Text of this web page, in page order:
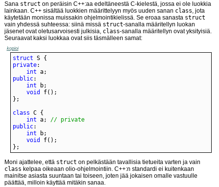
Sana struct on peräisin C++:aa edeltäneestä C-kielestä, jossa ei ole luokkia
lainkaan. C++ sisältää luokkien määrittelyyn myös uuden sanan class, jota
käytetään monissa muissakin ohjelmointikielissä. Se eroaa sanasta struct
vain yhdessä suhteessa: siinä missä struct-sanalla määritellyn luokan
jäsenet ovat oletusarvoisesti julkisia, class-sanalla määritellyn ovat yksityisiä.
Seuraavat kaksi luokkaa ovat siis täsmälleen samat:
kopioi
struct
private
int
public
int
void
class
int a; // private
public
int
void
};
Moni ajattelee, että struct on pelkästään tavallisia tietueita varten ja vain
class kelpaa oikeaan olio-ohjelmointiin. C++:n standardi ei kuitenkaan
mainitse asiasta suuntaan tai toiseen, joten jää jokaisen omalle vastuulle
päättää, milloin käyttää mitäkin sanaa.